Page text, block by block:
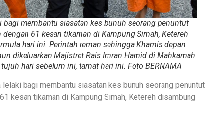
bagi membantu siasatan kes bunuh seorang penuntut
61 kesan tikaman di Kampung Simah, Ketereh
hari ini. Perintah reman sehingga Khamis depan
dikeluarkan Majistret Rais Imran Hamid di Mahkamah
hari sebelum ini, tamat hari ini. Foto BERNAMA
lelaki bagi membantu siasatan kes bunuh seorang penuntut
kesan tikaman di Kampung Simah, Ketereh disambung